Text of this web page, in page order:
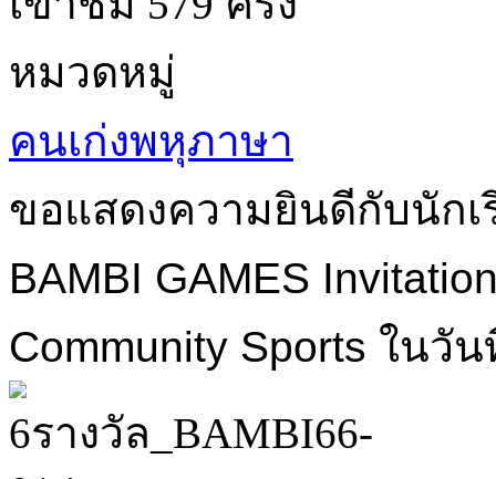
เข้าชม 579 ครั้ง
หมวดหมู่
คนเก่งพหุภาษา
ขอแสดงความยินดีกับนัก
BAMBI GAMES
Community Sports ในวั